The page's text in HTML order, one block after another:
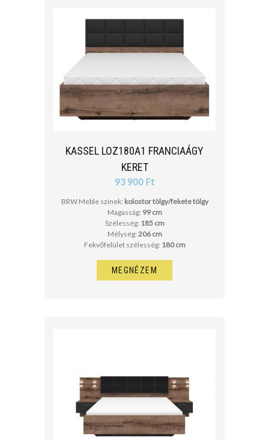
KASSEL LOZ180A1 FRANCIAÁGY
KERET
93 900 Ft
BRW Meble színek: kolostor tölgy/fekete tölgy
Magasság: 99 cm
Szélesség: 185 cm
Mélység: 206 cm
Fekvőfelület szélesség: 180 cm
MEGNÉZEM